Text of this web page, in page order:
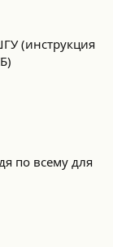
(инструкция
по всему для